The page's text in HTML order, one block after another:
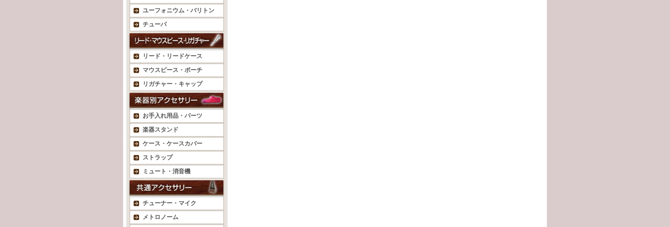
ユーフォニウム・バリトン
チューバ
リード・リードケース
マウスピース・ポーチ
リガチャー・キャップ
お手入れ用品・パーツ
楽器スタンド
ケース・ケースカバー
ストラップ
ミュート・消音機
チューナー・マイク
メトロノーム